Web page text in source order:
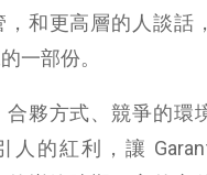
和更高層的人談話
一部份。
夥方式、競爭的環
人的紅利，讓